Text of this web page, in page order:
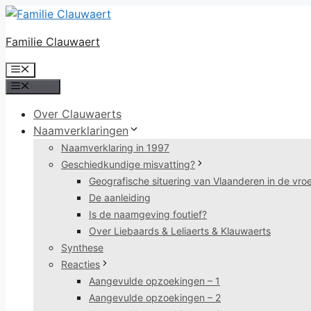
Ga
de
inhoud
Familie Clauwaert
Menu
Over Clauwaerts
Naamverklaringen
Naamverklaring in 1997
Geschiedkundige misvatting?
Geografische situering van Vlaanderen in de
De aanleiding
Is de naamgeving foutief?
Over Liebaards & Leliaerts & Klauwaerts
Synthese
Reacties
Aangevulde opzoekingen – 1
Aangevulde opzoekingen – 2